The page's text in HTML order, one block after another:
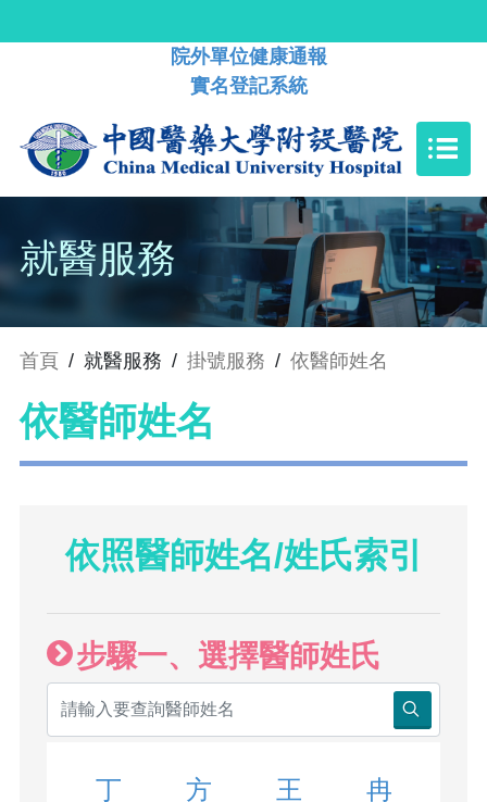
院外單位健康通報
實名登記系統
就醫服務
首頁 / 就醫服務 / 掛號服務 / 依醫師姓名
依醫師姓名
依照醫師姓名/姓氏索引
步驟一、選擇醫師姓氏
丁 方 王 冉